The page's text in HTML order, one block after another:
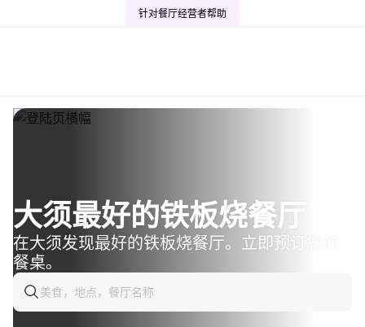
针对餐厅经营者帮助
大须最好的铁板烧餐厅
在大须发现最好的铁板烧餐厅。立即预订您的
餐桌。